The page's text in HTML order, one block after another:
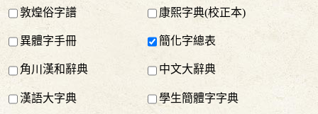
敦煌俗字譜 康熙字典(校正本)
異體字手冊 簡化字總表
角川漢和辭典 中文大辭典
漢語大字典 學生簡體字字典